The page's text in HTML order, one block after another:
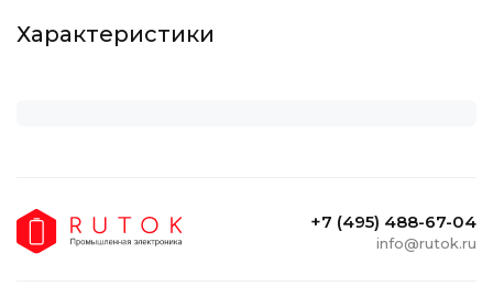
Характеристики
+7 (495) 488-67-04
info@rutok.ru